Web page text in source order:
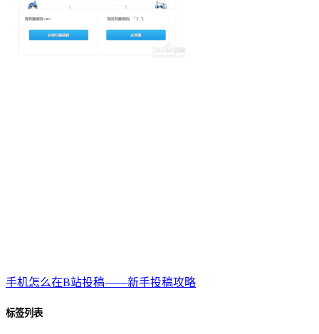
手机怎么在B站投稿——新手投稿攻略
标签列表